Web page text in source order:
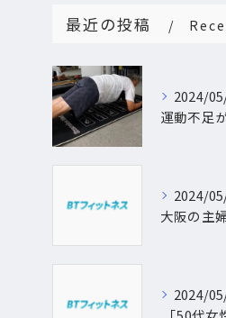
最近の投稿
2024/
2024/
2024/